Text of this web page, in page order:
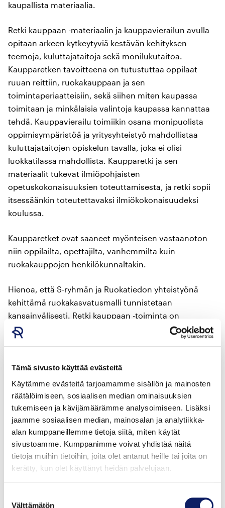
Tämä sivusto käyttää evästeitä
Käytämme evästeitä tarjoamamme sisällön ja mainosten
räätälöimiseen, sosiaalisen median ominaisuuksien
tukemiseen ja kävijämäärämme analysoimiseen. Lisäksi
jaamme sosiaalisen median, mainosalan ja analytiikka-
alan kumppaneillemme tietoja siitä, miten käytät
sivustoamme. Kumppanimme voivat yhdistää näitä
tietoja muihin tietoihin, joita olet antanut heille tai joita on
kerätty, kun olet käyttänyt heidän palvelujaan.
Välttämätön
kaupallista materiaalia.
Retki kauppaan -materiaalin ja kauppavierailun avulla
opitaan arkeen kytkeytyviä kestävän kehityksen
teemoja, kuluttajataitoja sekä monilukutaitoa.
Kaupparetken tavoitteena on tutustuttaa oppilaat
ruuan reittiin, ruokakauppaan ja sen
toimintaperiaatteisiin, sekä siihen miten kaupassa
toimitaan ja minkälaisia valintoja kaupassa kannattaa
tehdä. Kauppavierailu toimiikin osana monipuolista
oppimisympäristöä ja yritysyhteistyö mahdollistaa
kuluttajataitojen opiskelun tavalla, joka ei olisi
luokkatilassa mahdollista. Kaupparetki ja sen
materiaalit tukevat ilmiöpohjaisten
opetuskokonaisuuksien toteuttamisesta, ja retki sopii
itsessäänkin toteutettavaksi ilmiökokonaisuudeksi
koulussa.
Kaupparetket ovat saaneet myönteisen vastaanoton
niin oppilailta, opettajilta, vanhemmilta kuin
ruokakauppojen henkilökunnaltakin.
Hienoa, että S-ryhmän ja Ruokatiedon yhteistyönä
kehittämä ruokakasvatusmalli tunnistetaan
kansainvälisesti. Retki kauppaan -toiminta on
innostava tapa opettaa lapsille arjen ruokataitoja ja
terveellistä syömistä, sanoo päivittäistavarakaupan
Retki kauppaan laajenee yläkouluiHIN
Eurooppaan viety Retki kauppaan -opetuskokonaisuus
on suunnattu alakouluille. Opetuskokonaisuus
laajenee talvella 2020-2021 myös yläkouluille uuden
Ruokavisan myötä.
oppimateriaalia voi hyödyntää myös